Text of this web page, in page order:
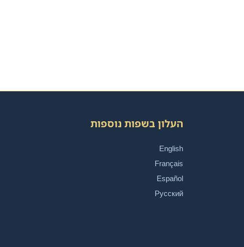
העלון בשפות נוספות
English
Français
Español
Русский